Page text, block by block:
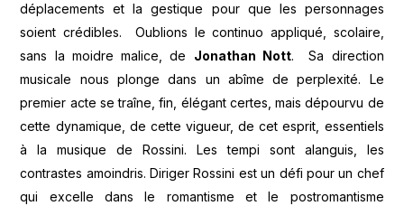
déplacements et la gestique pour que les personnages
soient crédibles. Oublions le continuo appliqué, scolaire,
sans la moidre malice, de Jonathan Nott. Sa direction
musicale nous plonge dans un abîme de perplexité. Le
premier acte se traîne, fin, élégant certes, mais dépourvu de
cette dynamique, de cette vigueur, de cet esprit, essentiels
à la musique de Rossini. Les tempi sont alanguis, les
contrastes amoindris. Diriger Rossini est un défi pour un chef
qui excelle dans le romantisme et le postromantisme